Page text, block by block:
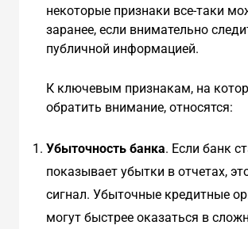
некоторые признаки все-таки
заранее, если внимательно
публичной информацией.
К ключевым признакам, на
обратить внимание, относятся:
Убыточность банка. Если банк
показывает убытки в отчетах,
сигнал. Убыточные кредитные
могут быстрее оказаться в